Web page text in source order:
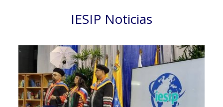
IESIP Noticias